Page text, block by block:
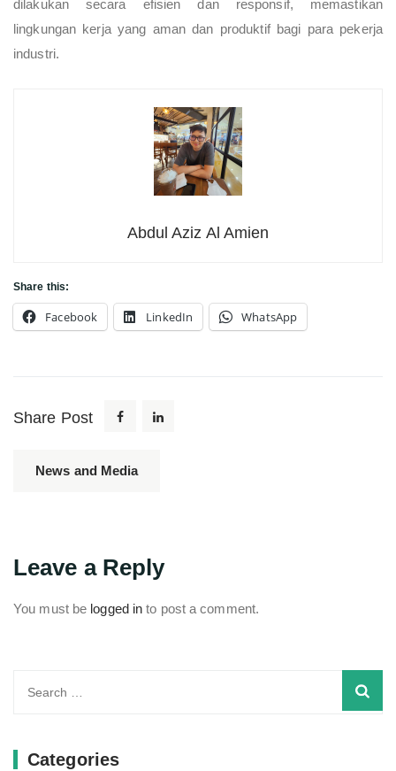
dilakukan secara efisien dan responsif, memastikan
lingkungan kerja yang aman dan produktif bagi para pekerja
industri.
Abdul Aziz Al Amien
Share this:
Facebook LinkedIn WhatsApp
Share Post
News and Media
Leave a Reply
You must be logged in to post a comment.
Categories